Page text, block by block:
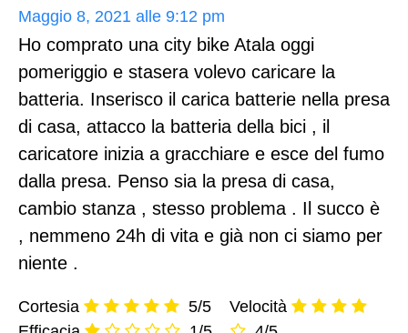
Maggio 8, 2021 alle 9:12 pm
Ho comprato una city bike Atala oggi
pomeriggio e stasera volevo caricare la
batteria. Inserisco il carica batterie nella presa
di casa, attacco la batteria della bici , il
caricatore inizia a gracchiare e esce del fumo
dalla presa. Penso sia la presa di casa,
cambio stanza , stesso problema . Il succo è
, nemmeno 24h di vita e già non ci siamo per
niente .
Cortesia
5/5
Velocità